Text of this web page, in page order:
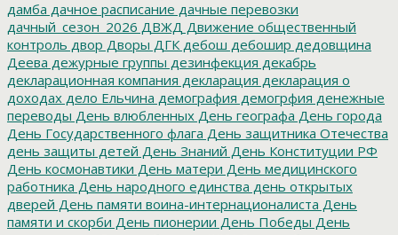
дамба дачное расписание дачные перевозки
дачный_сезон_2026 ДВЖД Движение общественный
контроль двор Дворы ДГК дебош дебошир дедовщина
Деева дежурные группы дезинфекция декабрь
декларационная компания декларация декларация о
доходах дело Ельчина демография демогрфия денежные
переводы День влюбленных День географа День города
День Государственного флага День защитника Отечества
день защиты детей День Знаний День Конституции РФ
День космонавтики День матери День медицинского
работника День народного единства день открытых
дверей День памяти воина-интернационалиста День
памяти и скорби День пионерии День Победы День